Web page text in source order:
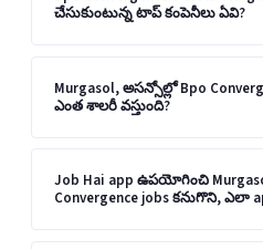
చేసుకుంటున్న టాప్ కంపెనీలు ఏవి?
Murgasol, అసన్సోల్లో Bpo
ఎంత శాలరీ వస్తుంది?
Job Hai app ఉపయోగించి
Convergence jobs కనుగొని,